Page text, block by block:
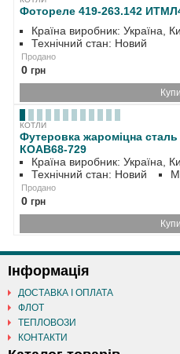
Фотореле 419-263.142
Країна виробник: Україна,
Технічний стан: Новий
Продано
0 грн
КОТЛИ
Футеровка жароміцна
КОАВ68-729
Країна виробник: Україна,
Технічний стан: Новий
Продано
0 грн
Інформація
ДОСТАВКА І ОПЛАТА
ФЛОТ
ТЕПЛОВОЗИ
КОНТАКТИ